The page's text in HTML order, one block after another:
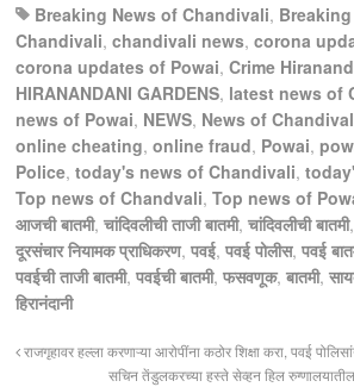
Breaking News of Chandivali,
Chandivali, chandivali news, corona
corona updates of Powai, Crime
HIRANANDANI GARDENS, latest news of
news of Powai, NEWS, News of
online cheating, online fraud, Powai,
Police, today's news of Chandivali,
Top news of Chandvali, Top news of
आजची बातमी, चांदिवलीची ताजी बातमी, चांदिवलीची बातमी,
दूरसंचार नियामक प्राधिकरण, पवई, पवई पोलीस, पवई
पवईची ताजी बातमी, पवईची बातमी, फसवणूक, बातमी,
हिरानंदानी
राजगृहावर हल्ला करणाऱ्या आरोपींना कठोर शिक्षा करा, पवई
सचिन तेंडुलकरच्या हस्ते सेव्हन हिल